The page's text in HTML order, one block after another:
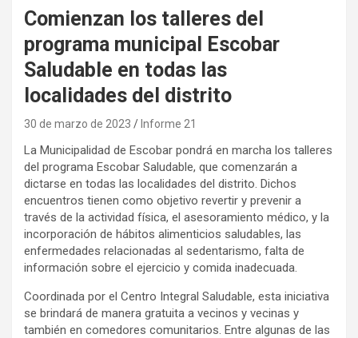
Comienzan los talleres del
programa municipal Escobar
Saludable en todas las
localidades del distrito
30 de marzo de 2023 Informe 21
La Municipalidad de Escobar pondrá en marcha los talleres
del programa Escobar Saludable, que comenzarán a
dictarse en todas las localidades del distrito. Dichos
encuentros tienen como objetivo revertir y prevenir a
través de la actividad física, el asesoramiento médico, y la
incorporación de hábitos alimenticios saludables, las
enfermedades relacionadas al sedentarismo, falta de
información sobre el ejercicio y comida inadecuada.
Coordinada por el Centro Integral Saludable, esta iniciativa
se brindará de manera gratuita a vecinos y vecinas y
también en comedores comunitarios. Entre algunas de las